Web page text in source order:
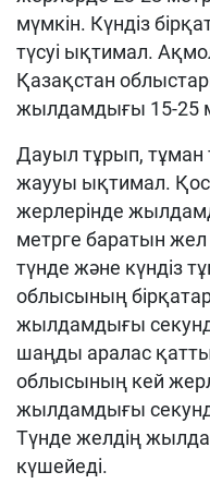
мүмкін. Күндіз
түсуі ықтимал.
Қазақстан
жылдамдығы 15-25
Дауыл тұрып, тұман
жаууы ықтимал.
жерлерінде
метрге баратын
түнде және күндіз
облысының
жылдамдығы
шаңды аралас
облысының кей
жылдамдығы
Түнде желдің
күшейеді.